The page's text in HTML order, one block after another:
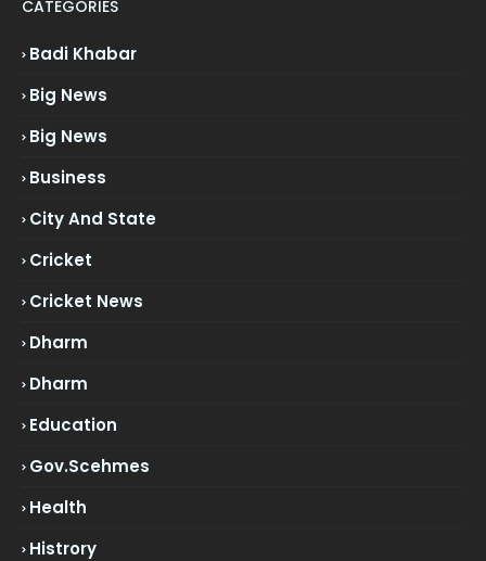
CATEGORIES
Badi Khabar
Big News
Big News
Business
City And State
Cricket
Cricket News
Dharm
Dharm
Education
Gov.scehmes
Health
Histrory